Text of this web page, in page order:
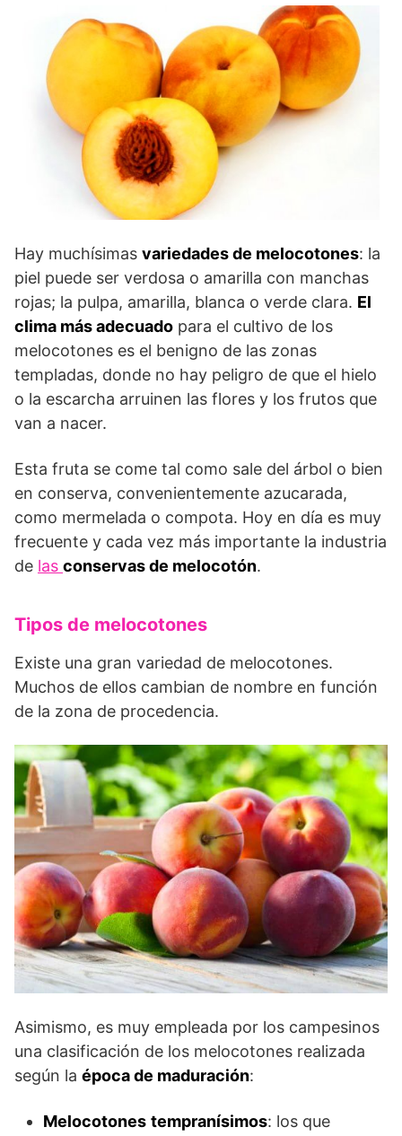
Hay muchísimas variedades de melocotones: la
piel puede ser verdosa o amarilla con manchas
rojas; la pulpa, amarilla, blanca o verde clara. El
clima más adecuado para el cultivo de los
melocotones es el benigno de las zonas
templadas, donde no hay peligro de que el hielo
o la escarcha arruinen las flores y los frutos que
van a nacer.
Esta fruta se come tal como sale del árbol o bien
en conserva, convenientemente azucarada,
como mermelada o compota. Hoy en día es muy
frecuente y cada vez más importante la industria
de las conservas de melocotón.
Tipos de melocotones
Existe una gran variedad de melocotones.
Muchos de ellos cambian de nombre en función
de la zona de procedencia.
Asimismo, es muy empleada por los campesinos
una clasificación de los melocotones realizada
según la época de maduración:
Melocotones tempranísimos: los que